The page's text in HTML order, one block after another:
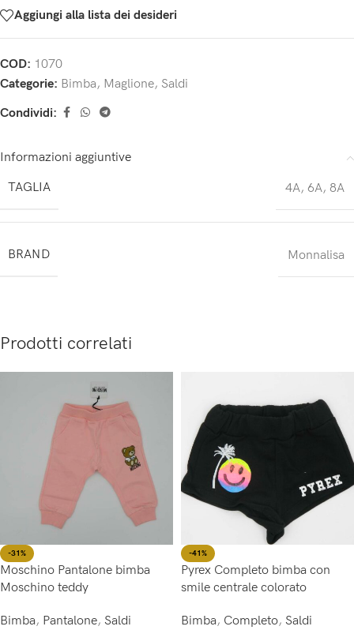
Aggiungi alla lista dei desideri
COD: 1070
Categorie: Bimba, Maglione, Saldi
Condividi:
Informazioni aggiuntive
TAGLIA
4A, 6A, 8A
BRAND Monnalisa
Prodotti correlati
-31%
Moschino Pantalone bimba
Moschino teddy
Bimba, Pantalone, Saldi
-41%
Pyrex Completo bimba con
smile centrale colorato
Bimba, Completo, Saldi